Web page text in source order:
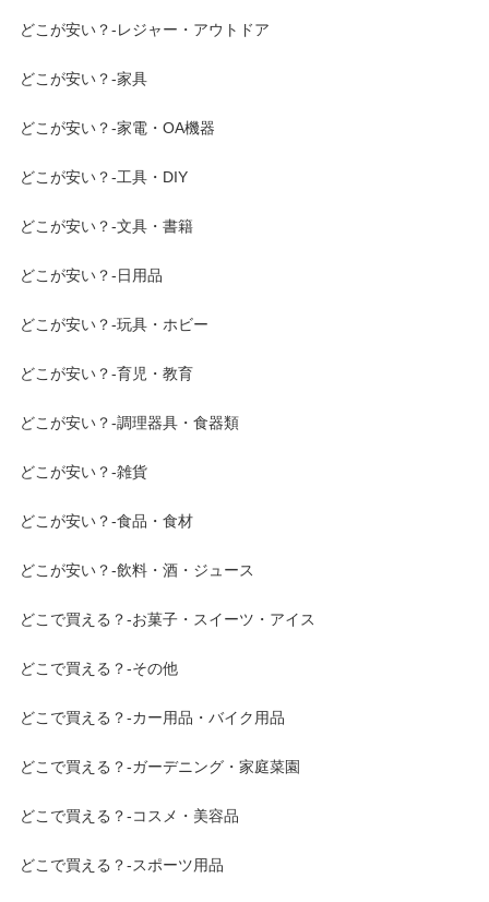
どこが安い？-レジャー・アウトドア
どこが安い？-家具
どこが安い？-家電・OA機器
どこが安い？-工具・DIY
どこが安い？-文具・書籍
どこが安い？-日用品
どこが安い？-玩具・ホビー
どこが安い？-育児・教育
どこが安い？-調理器具・食器類
どこが安い？-雑貨
どこが安い？-食品・食材
どこが安い？-飲料・酒・ジュース
どこで買える？-お菓子・スイーツ・アイス
どこで買える？-その他
どこで買える？-カー用品・バイク用品
どこで買える？-ガーデニング・家庭菜園
どこで買える？-コスメ・美容品
どこで買える？-スポーツ用品